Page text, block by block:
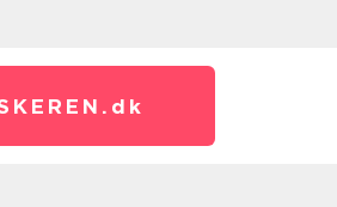
dk